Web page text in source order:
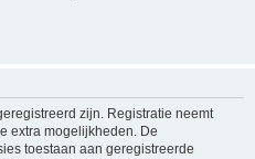
zijn. Registratie neemt
extra mogelijkheden. De
toestaan aan geregistreerde